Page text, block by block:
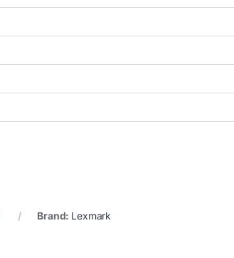
Brand: Lexmark